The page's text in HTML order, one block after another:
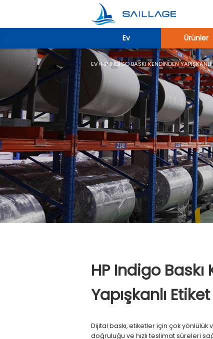
Ev Ürünler
EV>HP INDIGO BASKI KENDINDEN YAPIŞKANLI
HP Indigo
Yapışkanlı
Dijital baskı, etiketler için çok
doğruluğu ve hızlı teslimat süreleri